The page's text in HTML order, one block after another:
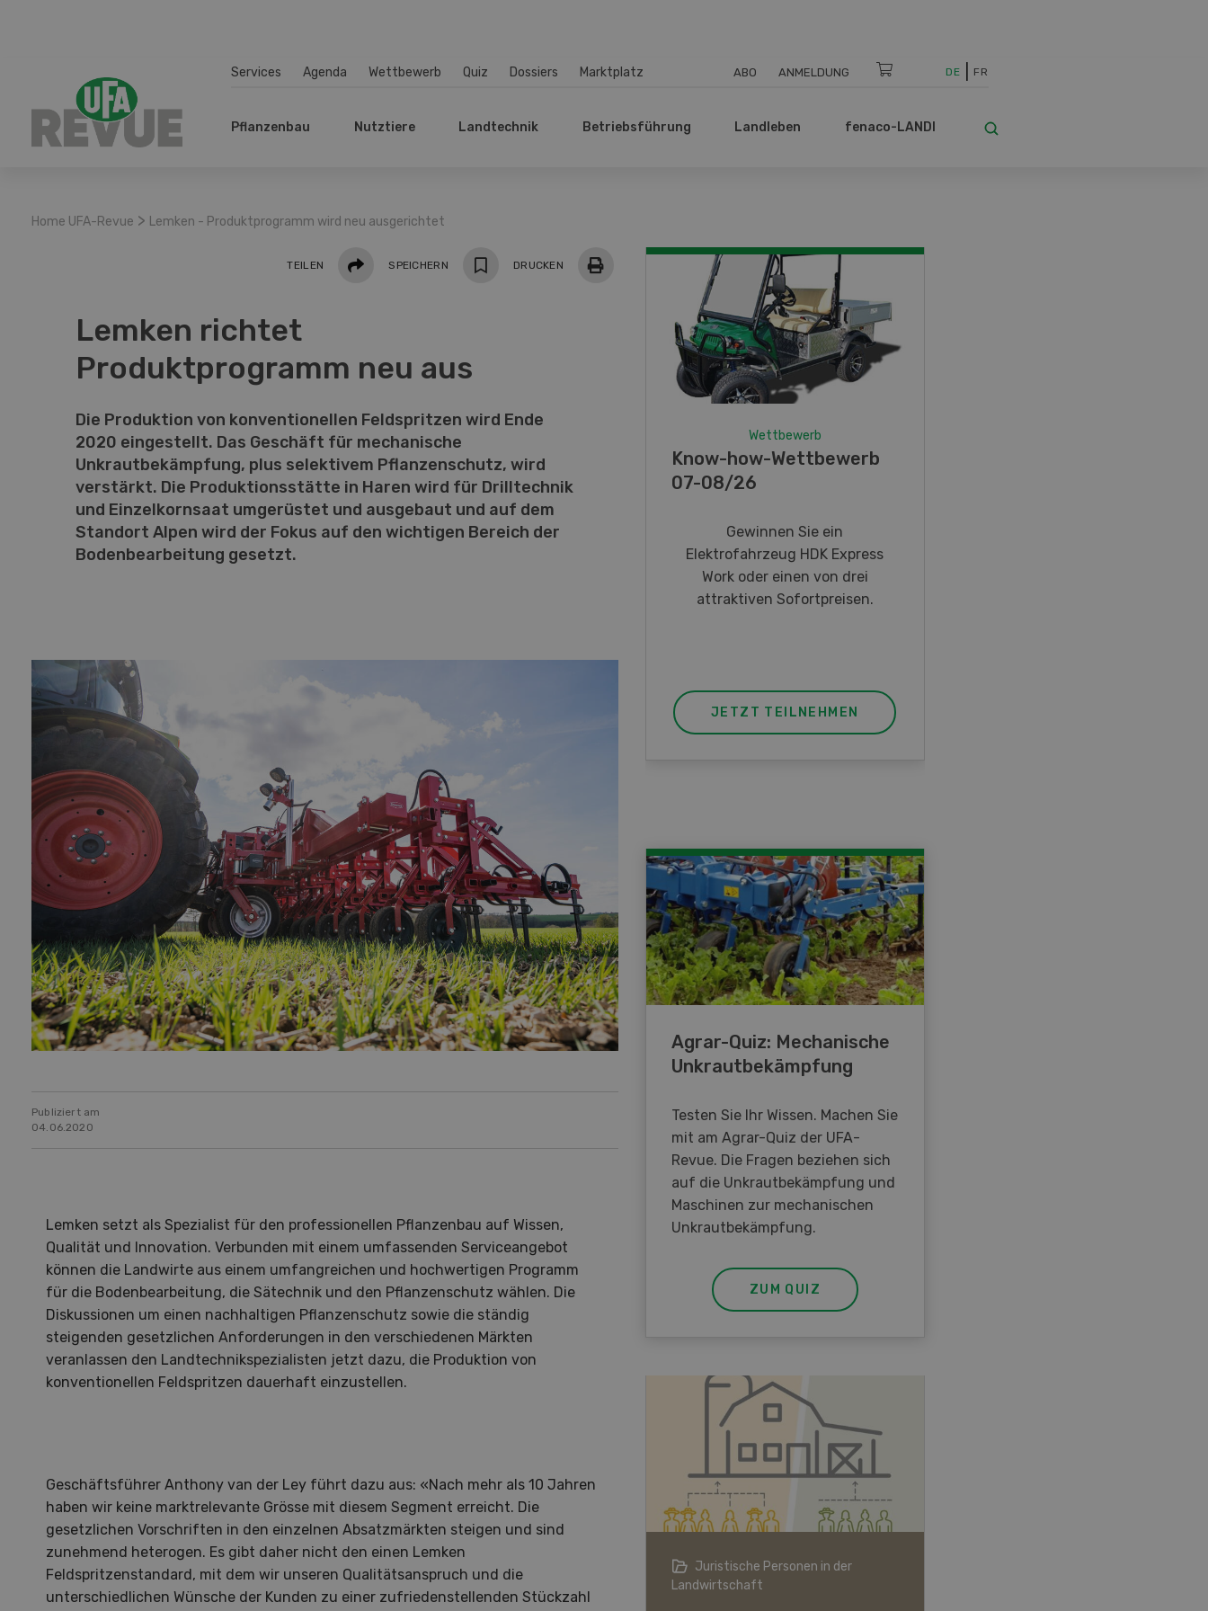
Services Agenda Wettbewerb Quiz Dossiers Marktplatz ABO ANMELDUNG DE FR
Pflanzenbau Nutztiere Landtechnik Betriebsführung Landleben fenaco-LANDI
Home UFA-Revue > Lemken - Produktprogramm wird neu ausgerichtet
TEILEN Teilen SPEICHERN DRUCKEN
Lemken richtet
Produktprogramm neu aus
Die Produktion von konventionellen Feldspritzen wird Ende
2020 eingestellt. Das Geschäft für mechanische
Unkrautbekämpfung, plus selektivem Pflanzenschutz, wird
verstärkt. Die Produktionsstätte in Haren wird für Drilltechnik
und Einzelkornsaat umgerüstet und ausgebaut und auf dem
Standort Alpen wird der Fokus auf den wichtigen Bereich der
Bodenbearbeitung gesetzt.
Publiziert am
04.06.2020
Lemken setzt als Spezialist für den professionellen Pflanzenbau auf Wissen,
Qualität und Innovation. Verbunden mit einem umfassenden Serviceangebot
können die Landwirte aus einem umfangreichen und hochwertigen Programm
für die Bodenbearbeitung, die Sätechnik und den Pflanzenschutz wählen. Die
Diskussionen um einen nachhaltigen Pflanzenschutz sowie die ständig
steigenden gesetzlichen Anforderungen in den verschiedenen Märkten
veranlassen den Landtechnikspezialisten jetzt dazu, die Produktion von
konventionellen Feldspritzen dauerhaft einzustellen.
Geschäftsführer Anthony van der Ley führt dazu aus: «Nach mehr als 10 Jahren
haben wir keine marktrelevante Grösse mit diesem Segment erreicht. Die
gesetzlichen Vorschriften in den einzelnen Absatzmärkten steigen und sind
zunehmend heterogen. Es gibt daher nicht den einen Lemken
Feldspritzenstandard, mit dem wir unseren Qualitätsanspruch und die
unterschiedlichen Wünsche der Kunden zu einer zufriedenstellenden Stückzahl
Wettbewerb
Know-how-Wettbewerb
07-08/26
Gewinnen Sie ein
Elektrofahrzeug HDK Express
Work oder einen von drei
attraktiven Sofortpreisen.
JETZT TEILNEHMEN
Agrar-Quiz: Mechanische
Unkrautbekämpfung
Testen Sie Ihr Wissen. Machen Sie
mit am Agrar-Quiz der UFA-
Revue. Die Fragen beziehen sich
auf die Unkrautbekämpfung und
Maschinen zur mechanischen
Unkrautbekämpfung.
ZUM QUIZ
Hof in neuer Hand Landwirtschaft im Klimawandel
Juristische Personen in der
Landwirtschaft